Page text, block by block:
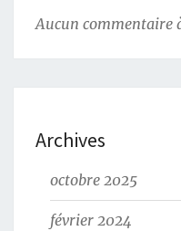
Aucun commentaire
Archives
octobre 2025
février 2024